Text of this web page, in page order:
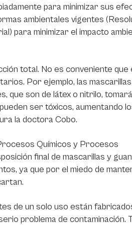
para minimizar sus
ambientales vigentes
para minimizar el impacto
total. No es conveniente que
Por ejemplo, las
que son de látex o nitrilo,
ser tóxicos, aumentando
la doctora Cobo.
Químicos y Procesos
final de mascarillas y
ya que por el miedo de
de un solo uso están
problema de contaminación.